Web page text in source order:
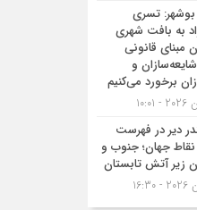
بوشهر: تسری
به بافت شهری
مبنای قانونی
شایعه‌سازان و
برخورد می‌کنیم
دیر در فهرست
جهان؛ جنوب و
زیر آتش تابستان